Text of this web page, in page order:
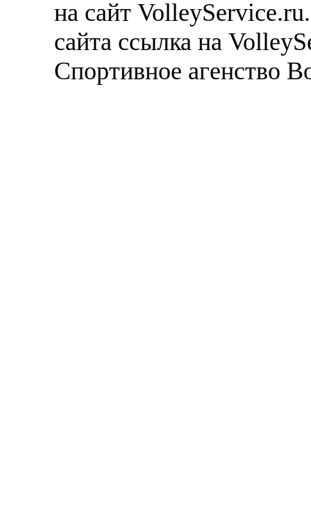
на сайт
сайта ссылка на
Спортивное агенство